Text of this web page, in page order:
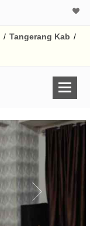
/ Tangerang Kab /